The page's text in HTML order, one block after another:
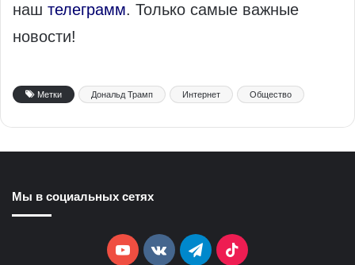
наш телеграмм. Только самые важные
новости!
Метки Дональд Трамп Интернет Общество
Мы в социальных сетях
YouTubevk.comTelegramTikTok